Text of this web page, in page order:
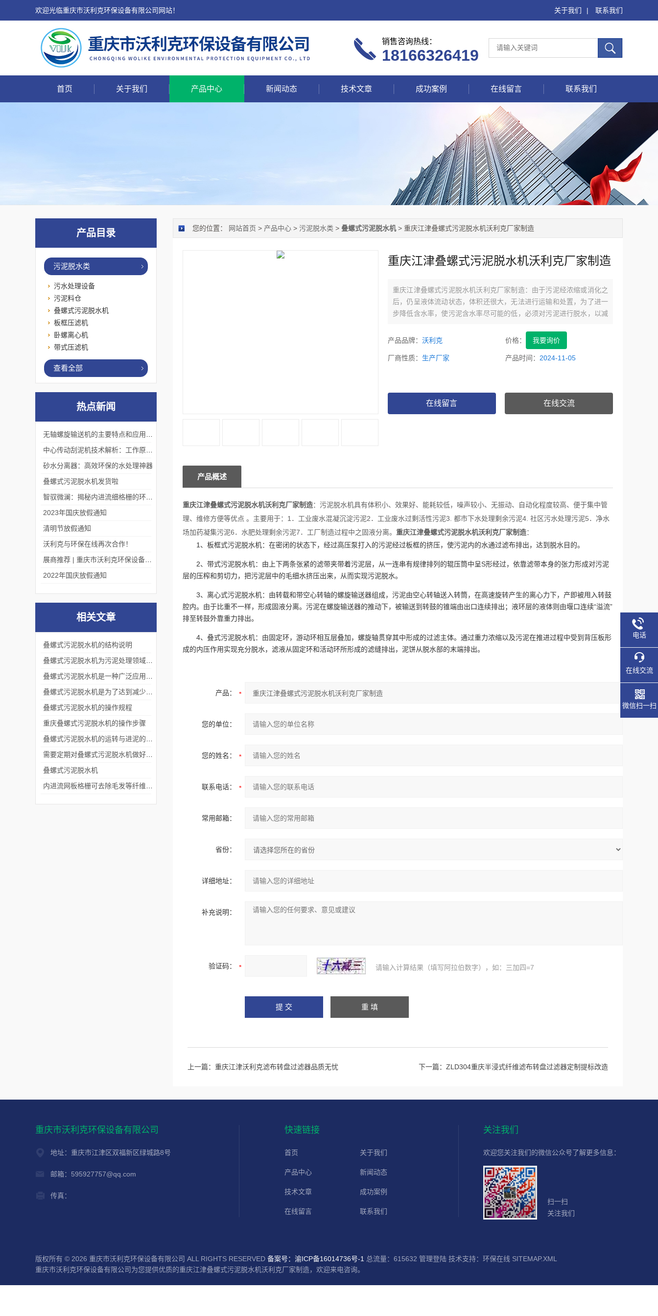
欢迎光临重庆市沃利克环保设备有限公司网站！ 关于我们 | 联系我们
销售咨询热线：
18166326419
首页 关于我们 产品中心 新闻动态 技术文章 成功案例 在线留言 联系我们
您的位置： 网站首页 > 产品中心 > 污泥脱水类 > 叠螺式污泥脱水机> 重庆江津叠螺式污泥脱水机沃利克厂家制造
重庆江津叠螺式污泥脱水机沃利克厂家制造
重庆江津叠螺式污泥脱水机沃利克厂家制造：由于污泥经浓缩或消化之
后，仍呈液体流动状态，体积还很大，无法进行运输和处置，为了进一
步降低含水率，使污泥含水率尽可能的低，必须对污泥进行脱水，以减
产品品牌： 沃利克 价格： 我要询价
厂商性质： 生产厂家 产品时间： 2024-11-05
在线留言 在线交流
产品概述
重庆江津叠螺式污泥脱水机沃利克厂家制造：污泥脱水机具有体积小、效果好、能耗较低，噪声较小、无振动、自动化程度较高、便于集中管
理、维修方便等优点 。主要用于：1．工业废水混凝沉淀污泥2．工业废水过剩活性污泥3. 都市下水处理剩余污泥4. 社区污水处理污泥5．净水
场加药凝集污泥6．水肥处理剩余污泥7．工厂制造过程中之固液分离。 重庆江津叠螺式污泥脱水机沃利克厂家制造：
1、板框式污泥脱水机：在密闭的状态下，经过高压泵打入的污泥经过板框的挤压，使污泥内的水通过滤布排出，达到脱水目的。
2、带式污泥脱水机：由上下两条张紧的滤带夹带着污泥层，从一连串有规律排列的辊压筒中呈S形经过，依靠滤带本身的张力形成对污泥
层的压榨和剪切力，把污泥层中的毛细水挤压出来，从而实现污泥脱水。
3、离心式污泥脱水机：由转载和带空心转轴的螺旋输送器组成，污泥由空心转轴送入转筒，在高速旋转产生的离心力下，产即被甩入转鼓
腔内。由于比重不一样，形成固液分离。污泥在螺旋输送器的推动下，被输送到转鼓的锥端由出口连续排出；液环层的液体则由堰口连续“溢流”
排至转鼓外靠重力排出。
4、叠式污泥脱水机：由固定环，游动环相互层叠加，螺旋轴贯穿其中形成的过滤主体。通过重力浓缩以及污泥在推进过程中受到背压板形
成的内压作用实现充分脱水，滤液从固定环和活动环所形成的滤缝排出，泥饼从脱水部的末端排出。
产品：
您的单位：
您的姓名：
联系电话：
常用邮箱：
省份：
详细地址：
补充说明：
验证码： 请输入计算结果（填写阿拉伯数字），如：三加四=7
上一篇： 重庆江津沃利克滤布转盘过滤器品质无忧 下一篇： ZLD304重庆半浸式纤维滤布转盘过滤器定制提标改造
产品目录
污泥脱水类
污水处理设备
污泥料仓
叠螺式污泥脱水机
板框压滤机
卧螺离心机
带式压滤机
查看全部
热点新闻
砂水分离器：高效环保的水处理神器
叠螺式污泥脱水机发货啦
2023年国庆放假通知
清明节放假通知
沃利克与环保在线再次合作！
2022年国庆放假通知
相关文章
叠螺式污泥脱水机的结构说明
叠螺式污泥脱水机的操作规程
重庆叠螺式污泥脱水机的操作步骤
叠螺式污泥脱水机
重庆市沃利克环保设备有限公司
地址：重庆市江津区双福新区绿城路8号
邮箱：595927757@qq.com
传真：
快速链接
首页 关于我们
产品中心 新闻动态
技术文章 成功案例
在线留言 联系我们
关注我们
欢迎您关注我们的微信公众号了解更多信息：
扫一扫
关注我们
版权所有 © 2026 重庆市沃利克环保设备有限公司 ALL RIGHTS RESERVED 备案号：渝ICP备16014736号-1 总流量：615632 管理登陆 技术支持： 环保在线 SITEMAP.XML
重庆市沃利克环保设备有限公司为您提供优质的重庆江津叠螺式污泥脱水机沃利克厂家制造，欢迎来电咨询。
电话
在线交流
微信扫一扫